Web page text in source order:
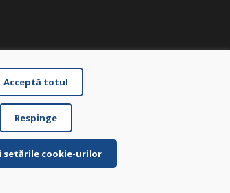
Acceptă totul
Respinge
setările cookie-urilor